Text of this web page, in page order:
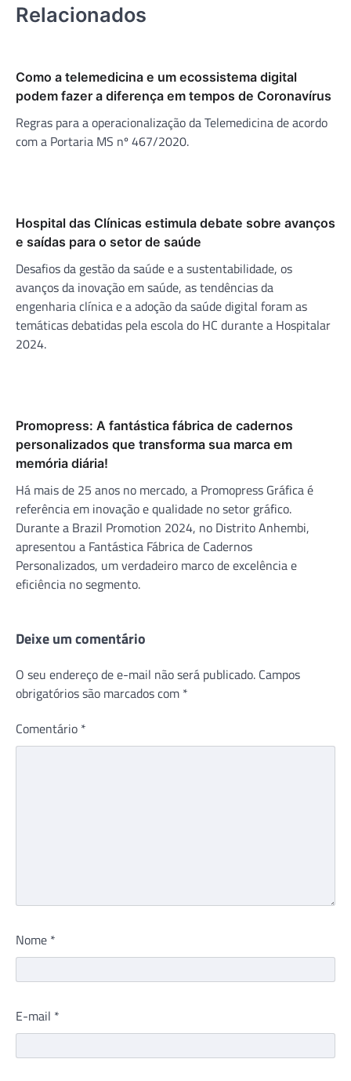
Relacionados
Como a telemedicina e um ecossistema digital
podem fazer a diferença em tempos de Coronavírus
Regras para a operacionalização da Telemedicina de acordo
com a Portaria MS nº 467/2020.
Hospital das Clínicas estimula debate sobre avanços
e saídas para o setor de saúde
Desafios da gestão da saúde e a sustentabilidade, os
avanços da inovação em saúde, as tendências da
engenharia clínica e a adoção da saúde digital foram as
temáticas debatidas pela escola do HC durante a Hospitalar
2024.
Promopress: A fantástica fábrica de cadernos
personalizados que transforma sua marca em
memória diária!
Há mais de 25 anos no mercado, a Promopress Gráfica é
referência em inovação e qualidade no setor gráfico.
Durante a Brazil Promotion 2024, no Distrito Anhembi,
apresentou a Fantástica Fábrica de Cadernos
Personalizados, um verdadeiro marco de excelência e
eficiência no segmento.
Deixe um comentário
O seu endereço de e-mail não será publicado. Campos
obrigatórios são marcados com *
Comentário *
Nome *
E-mail *